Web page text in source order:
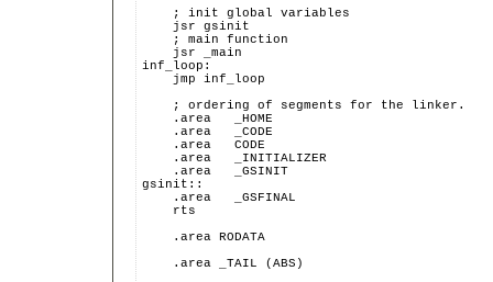
    ; init global variables
    jsr gsinit
    ; main function
    jsr _main
inf_loop:
    jmp inf_loop
    ; ordering of segments for the linker.
    .area   _HOME
    .area   _CODE
    .area   CODE
    .area   _INITIALIZER
    .area   _GSINIT
gsinit::
    .area   _GSFINAL
    rts
    .area RODATA
    .area _TAIL (ABS)